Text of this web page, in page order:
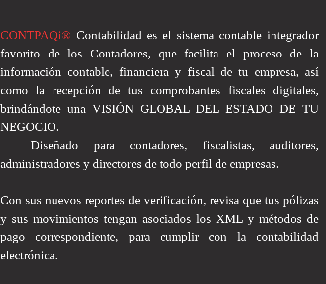
CONTPAQi® Contabilidad es el sistema contable integrador
favorito de los Contadores, que facilita el proceso de la
información contable, financiera y fiscal de tu empresa, así
como la recepción de tus comprobantes fiscales digitales,
brindándote una VISIÓN GLOBAL DEL ESTADO DE TU
NEGOCIO.
Diseñado para contadores, fiscalistas, auditores,
administradores y directores de todo perfil de empresas.
Con sus nuevos reportes de verificación, revisa que tus pólizas
y sus movimientos tengan asociados los XML y métodos de
pago correspondiente, para cumplir con la contabilidad
electrónica.